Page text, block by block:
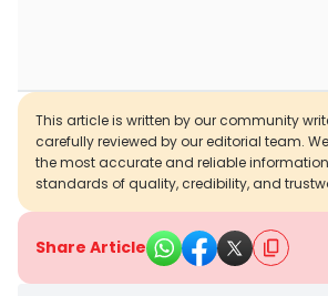
This article is written by our community
carefully reviewed by our editorial team.
the most accurate and reliable
standards of quality, credibility, and
Share Article